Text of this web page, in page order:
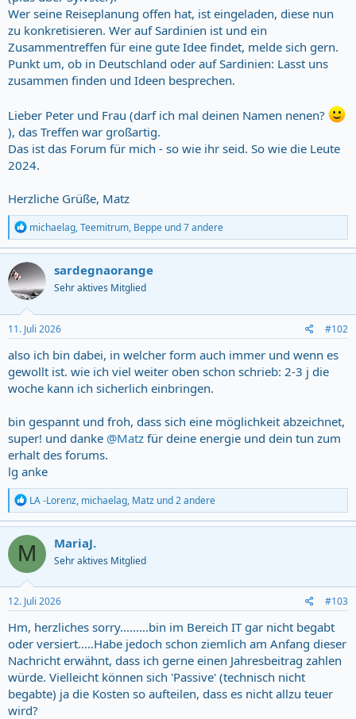
Wer seine Reiseplanung offen hat, ist eingeladen, diese nun
zu konkretisieren. Wer auf Sardinien ist und ein
Zusammentreffen für eine gute Idee findet, melde sich gern.
Punkt um, ob in Deutschland oder auf Sardinien: Lasst uns
zusammen finden und Ideen besprechen.
Lieber Peter und Frau (darf ich mal deinen Namen nenen?
), das Treffen war großartig.
Das ist das Forum für mich - so wie ihr seid. So wie die Leute
2024.
Herzliche Grüße, Matz
R
e
a
c
t
i
o
n
s
:
michaelag,Teemitrum, Beppe und 7 andere
sardegnaorange
Sehr aktives Mitglied
11. Juli 2026 #102
also ich bin dabei, in welcher form auch immer und wenn es
gewollt ist. wie ich viel weiter oben schon schrieb: 2-3 j die
woche kann ich sicherlich einbringen.
bin gespannt und froh, dass sich eine möglichkeit abzeichnet,
super! und danke @Matz für deine energie und dein tun zum
erhalt des forums.
lg anke
R
e
a
c
t
i
o
n
s
:
LA -Lorenz, michaelag, Matz und 2 andere
M MariaJ.
Sehr aktives Mitglied
12. Juli 2026 #103
Hm, herzliches sorry.........bin im Bereich IT gar nicht begabt
oder versiert.....Habe jedoch schon ziemlich am Anfang dieser
Nachricht erwähnt, dass ich gerne einen Jahresbeitrag zahlen
würde. Vielleicht können sich 'Passive' (technisch nicht
begabte) ja die Kosten so aufteilen, dass es nicht allzu teuer
wird?